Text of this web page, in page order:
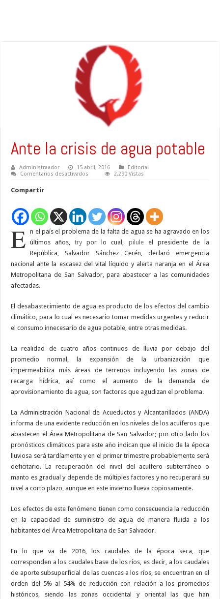
Ante la crisis de agua potable
Administraador 15 abril, 2016
Editorial
Comentarios desactivados
potable
2,290 Vistas
Compartir
E
n el país el problema de la falta de agua se ha agravado en los
últimos años,try por lo cual, piluleel presidente de la
República, Salvador Sánchez Cerén, declaró emergencia
nacional ante la escasez del vital líquido y alerta naranja en el Área
Metropolitana de San Salvador, para abastecer a las comunidades
afectadas.
El desabastecimiento de agua es producto de los efectos del cambio
climático, para lo cual es necesario tomar medidas urgentes y reducir
el consumo innecesario de agua potable, entre otras medidas.
La realidad de cuatro años continuos de lluvia por debajo del
promedio normal, la expansión de la urbanización que
impermeabiliza más áreas de terrenos incluyendo las zonas de
recarga hídrica, así como el aumento de la demanda de
aprovisionamiento de agua, son factores que agudizan el problema.
La Administración Nacional de Acueductos y Alcantarillados (ANDA)
informa de una evidente reducción en los niveles de los acuíferos que
abastecen el Área Metropolitana de San Salvador; por otro lado los
pronósticos climáticos para este año indican que el inicio de la época
lluviosa será tardíamente y en el primer trimestre probablemente será
deficitario. La recuperación del nivel del acuífero subterráneo o
manto es gradual y depende de múltiples factores y no recuperará su
nivel a corto plazo, aunque en este invierno llueva copiosamente.
Los efectos de este fenómeno tienen como consecuencia la reducción
en la capacidad de suministro de agua de manera fluida a los
habitantes del Área Metropolitana de San Salvador.
En lo que va de 2016, los caudales de la época seca, que
corresponden a los caudales base de los ríos, es decir, a los caudales
de aporte subsuperficial de las cuencas a los ríos, se encuentran en el
orden del 5% al 54% de reducción con relación a los promedios
históricos, siendo las zonas occidental y oriental las que han